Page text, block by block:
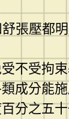
張壓都
不受拘
成分能
分之五